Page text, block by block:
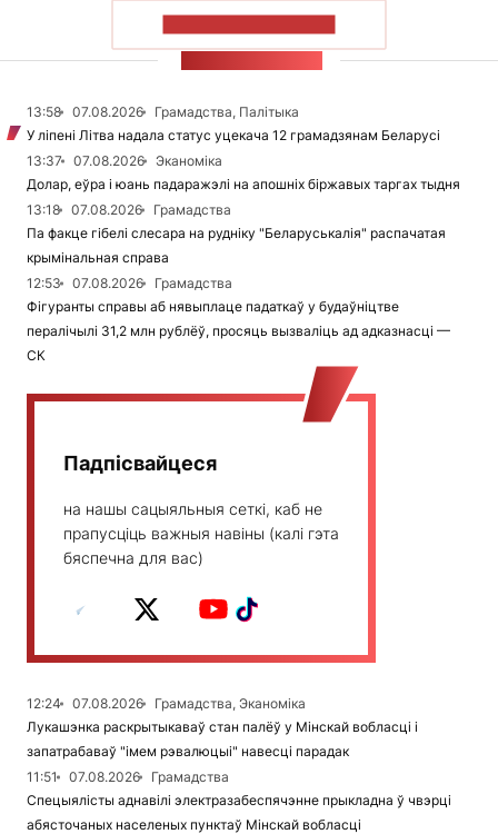
13:58 07.08.2026
Грамадства, Палітыка
У ліпені Літва надала статус уцекача 12 грамадзянам Беларусі
13:37
07.08.2026
Эканоміка
Долар, еўра і юань падаражэлі на апошніх біржавых таргах тыдня
13:18
07.08.2026
Грамадства
Па факце гібелі слесара на рудніку "Беларуськалія" распачатая
крымінальная справа
12:53
07.08.2026
Грамадства
Фігуранты справы аб нявыплаце падаткаў у будаўніцтве
пералічылі 31,2 млн рублёў, просяць вызваліць ад адказнасці —
СК
Падпісвайцеся
на нашы сацыяльныя сеткі, каб не
прапусціць важныя навіны (калі гэта
бяспечна для вас)
12:24 07.08.2026
Грамадства, Эканоміка
Лукашэнка раскрытыкаваў стан палёў у Мінскай вобласці і
запатрабаваў "імем рэвалюцыі" навесці парадак
11:51
07.08.2026
Грамадства
Спецыялісты аднавілі электразабеспячэнне прыкладна ў чвэрці
абясточаных населеных пунктаў Мінскай вобласці